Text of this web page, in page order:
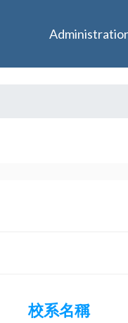
校系名稱